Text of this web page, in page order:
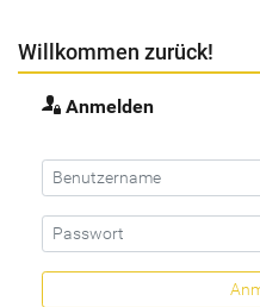
Willkommen zurück!
Anmelden